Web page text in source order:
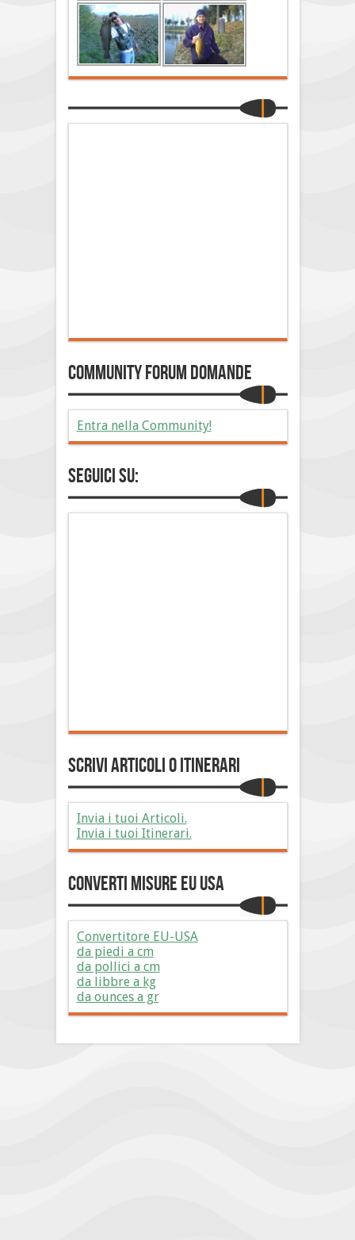
Community Forum Domande
Entra nella Community!
Seguici su:
Scrivi Articoli o Itinerari
Invia i tuoi Articoli.
Invia i tuoi Itinerari.
Converti Misure EU USA
Convertitore EU-USA
da piedi a cm
da pollici a cm
da libbre a kg
da ounces a gr